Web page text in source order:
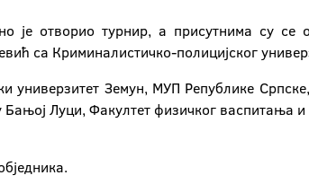
је отворио турнир, а присутнима су се
са Криминалистичко-полицијског
универзитет Земун, МУП Републике
Луци, Факултет физичког васпитања и